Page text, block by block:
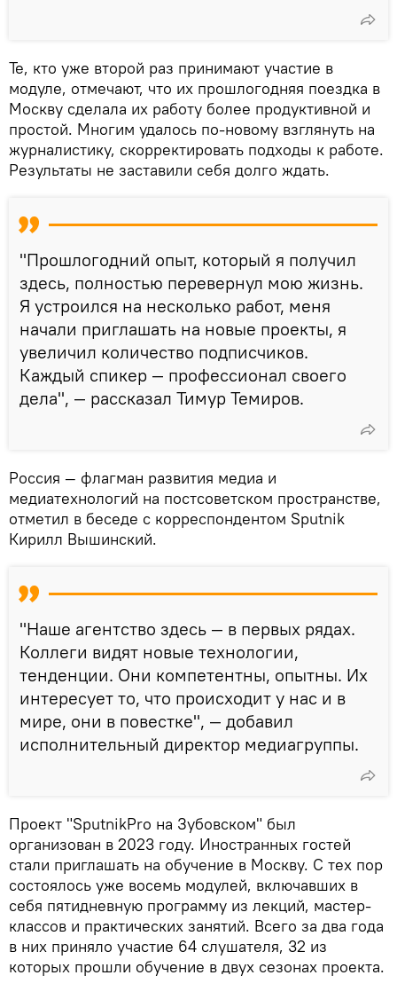
Те, кто уже второй раз принимают участие в
модуле, отмечают, что их прошлогодняя поездка в
Москву сделала их работу более продуктивной и
простой. Многим удалось по-новому взглянуть на
журналистику, скорректировать подходы к работе.
Результаты не заставили себя долго ждать.
"Прошлогодний опыт, который я получил
здесь, полностью перевернул мою жизнь.
Я устроился на несколько работ, меня
начали приглашать на новые проекты, я
увеличил количество подписчиков.
Каждый спикер — профессионал своего
дела", — рассказал Тимур Темиров.
Россия — флагман развития медиа и
медиатехнологий на постсоветском пространстве,
отметил в беседе с корреспондентом Sputnik
Кирилл Вышинский.
"Наше агентство здесь — в первых рядах.
Коллеги видят новые технологии,
тенденции. Они компетентны, опытны. Их
интересует то, что происходит у нас и в
мире, они в повестке", — добавил
исполнительный директор медиагруппы.
Проект "SputnikPro на Зубовском" был
организован в 2023 году. Иностранных гостей
стали приглашать на обучение в Москву. С тех пор
состоялось уже восемь модулей, включавших в
себя пятидневную программу из лекций, мастер-
классов и практических занятий. Всего за два года
в них приняло участие 64 слушателя, 32 из
которых прошли обучение в двух сезонах проекта.